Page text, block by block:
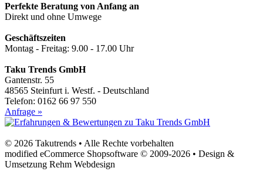
Perfekte Beratung von Anfang an
Direkt und ohne Umwege
Geschäftszeiten
Montag - Freitag: 9.00 - 17.00 Uhr
Taku Trends GmbH
Gantenstr. 55
48565 Steinfurt i. Westf. - Deutschland
Telefon: 0162 66 97 550
Anfrage »
© 2026 Takutrends • Alle Rechte vorbehalten
modified eCommerce Shopsoftware © 2009-2026 • Design &
Umsetzung Rehm Webdesign